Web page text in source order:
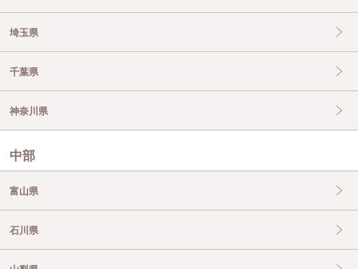
埼玉県
千葉県
神奈川県
中部
富山県
石川県